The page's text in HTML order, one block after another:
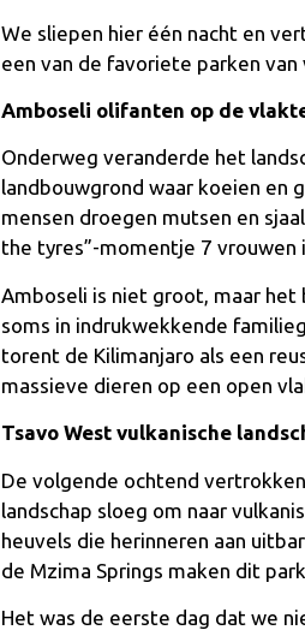
We sliepen hier één nacht en
een van de favoriete parken van
Amboseli olifanten op de
Onderweg veranderde het
landbouwgrond waar koeien en
mensen droegen mutsen en
the tyres”-momentje 7 vrouwen
Amboseli is niet groot, maar het
soms in indrukwekkende
torent de Kilimanjaro als een
massieve dieren op een open
Tsavo West vulkanische
De volgende ochtend
landschap sloeg om naar
heuvels die herinneren aan
de Mzima Springs maken dit
Het was de eerste dag dat we